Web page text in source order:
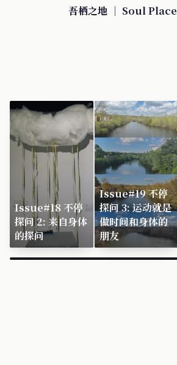
吾栖之地 ｜ Soul Place
Issue#18 不停
探问 2: 来自身体
的探问
Issue#19 不停
探问 3: 运动就是
做时间和身体的
朋友